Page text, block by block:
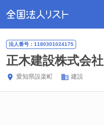
法人番号：1180301024175
正木建設株式会社
愛知県設楽町 建設